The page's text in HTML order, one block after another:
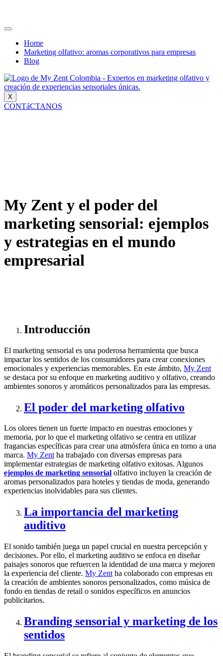
Home
Marketing olfativo: aromas corporativos para empresas
Blog
X
CONTáCTANOS
My Zent y el poder del
marketing sensorial: ejemplos
y estrategias en el mundo
empresarial
Introducción
El marketing sensorial es una poderosa herramienta que busca
impactar los sentidos de los consumidores para crear conexiones
emocionales y experiencias memorables. En este ámbito, My Zent
se destaca por su enfoque en marketing auditivo y olfativo, creando
ambientes sonoros y aromáticos personalizados para las empresas.
El poder del marketing olfativo
Los olores tienen un fuerte impacto en nuestras emociones y
memoria, por lo que el marketing olfativo se centra en utilizar
fragancias específicas para crear una atmósfera única en torno a una
marca. My Zentha trabajado con diversas empresas para
implementar estrategias de marketing olfativo exitosas. Algunos
ejemplos de marketing sensorial olfativo incluyen la creación de
aromas personalizados para hoteles y tiendas de moda, generando
experiencias inolvidables para sus clientes.
La importancia del marketing
auditivo
El sonido también juega un papel crucial en nuestra percepción y
decisiones. Por ello, el marketing auditivo se enfoca en diseñar
paisajes sonoros que refuercen la identidad de una marca y mejoren
la experiencia del cliente. My Zent ha colaborado con empresas en
la creación de ambientes sonoros personalizados, como música de
fondo en tiendas de retail o sonidos específicos en anuncios
publicitarios.
Branding sensorial y marketing de los
sentidos